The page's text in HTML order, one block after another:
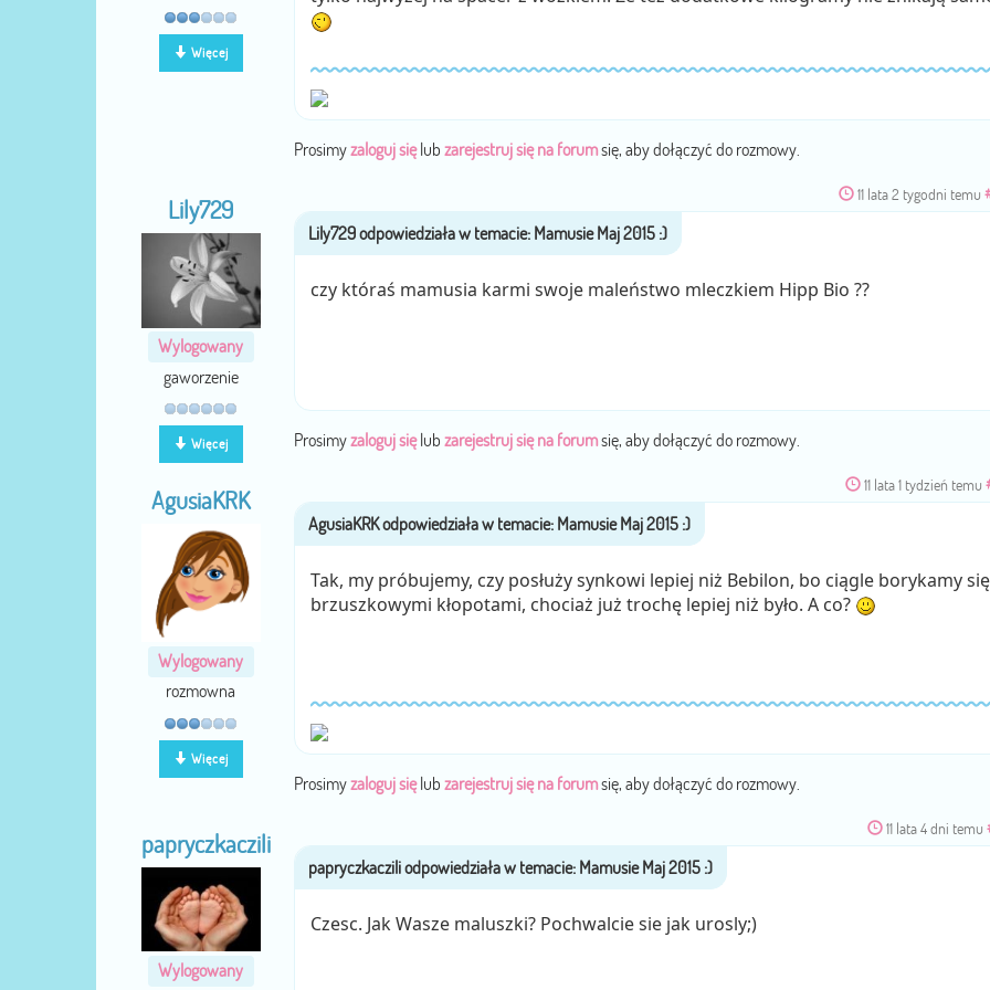
Więcej
Prosimyzaloguj sięlub zarejestruj się na forumsię, aby dołączyć do rozmowy.
Lily729
Wylogowany
gaworzenie
Więcej
11 lata 2 tygodni temu
czy któraś mamusia karmi swoje maleństwo mleczkiem Hipp Bio ??
Prosimyzaloguj sięlub zarejestruj się na forumsię, aby dołączyć do rozmowy.
AgusiaKRK
Wylogowany
rozmowna
Więcej
11 lata 1 tydzień temu
Tak, my próbujemy, czy posłuży synkowi lepiej niż Bebilon, bo ciągle borykamy
brzuszkowymi kłopotami, chociaż już trochę lepiej niż było. A co?
Prosimyzaloguj sięlub zarejestruj się na forumsię, aby dołączyć do rozmowy.
papryczkaczili
Wylogowany
11 lata 4 dni temu
Czesc. Jak Wasze maluszki? Pochwalcie sie jak urosly;)